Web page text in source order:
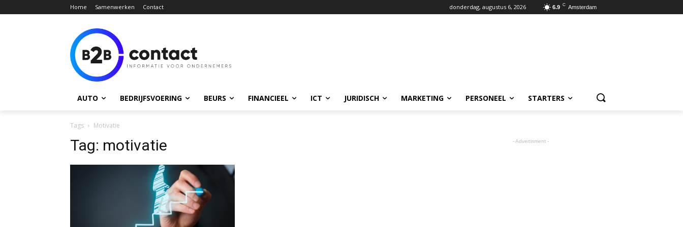
6.9 C Amsterdam
donderdag, augustus 6, 2026
Home Samenwerken Contact
AUTO BEDRIJFSVOERING BEURS FINANCIEEL ICT JURIDISCH MARKETING PERSONEEL STARTERS
Tags Motivatie
Tag: motivatie - Advertisment -